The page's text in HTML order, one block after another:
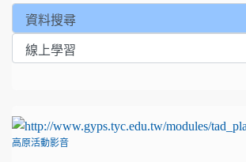
高原活動影音